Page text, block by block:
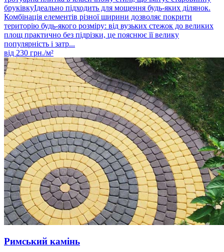
бруківкуІдеально підходить для мощення будь-яких ділянок.
Комбінація елементів різної ширини дозволяє покрити
територію будь-якого розміру: від вузьких стежок до великих
площ практично без підрізки, це пояснює її велику
популярність і затр...
від 230 грн./м²
Римський камінь